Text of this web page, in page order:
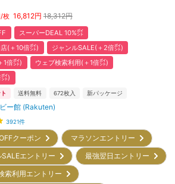
枚 16,812円 18,312円
スーパーDEAL 10%㌽
(＋10倍㌽)
ジャンルSALE(＋2倍㌽)
1倍㌽)
ウェブ検索利用(＋1倍㌽)
)
送料無料 672枚入 新パッケージ
ー館 (Rakuten)
3921件
クーポン
マラソンエントリー
SALEエントリー
最強翌日エントリー
索利用エントリー